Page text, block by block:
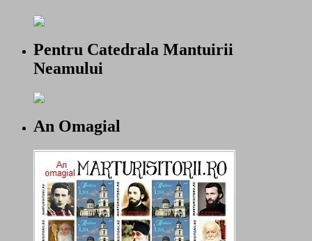
Pentru Catedrala Mantuirii
Neamului
An Omagial